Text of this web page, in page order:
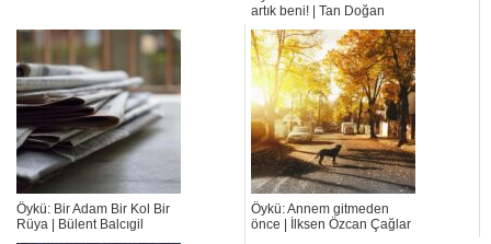
artık beni! | Tan Doğan
Öykü: Bir Adam Bir Kol Bir
Rüya | Bülent Balcıgil
Öykü: Annem gitmeden
önce | İlksen Özcan Çağlar